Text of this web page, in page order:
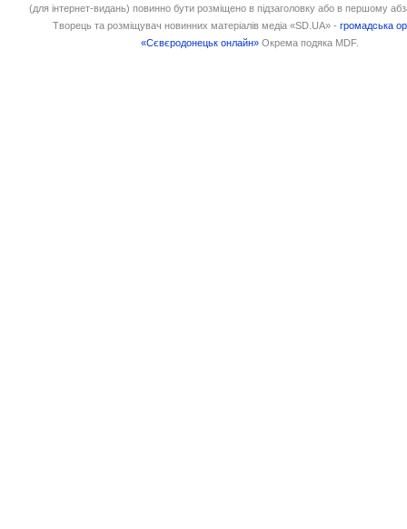
(для інтернет-видань) повинно бути розміщено в підзаголовку або в першому
Творець та розміщувач новинних матеріалів медіа «SD.UA» -громадська
«Сєвєродонецьк онлайн» Окрема подяка MDF.